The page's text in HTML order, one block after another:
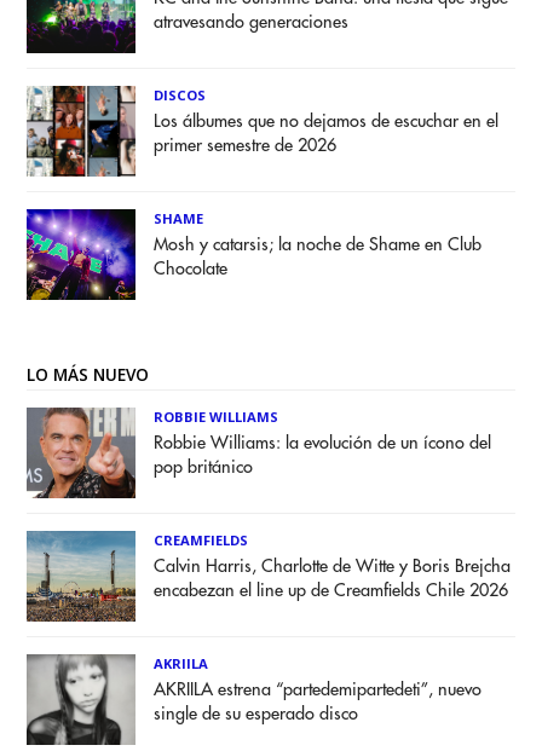
atravesando generaciones
DISCOS
Los álbumes que no dejamos de escuchar en el
primer semestre de 2026
SHAME
Mosh y catarsis; la noche de Shame en Club
Chocolate
LO MÁS NUEVO
ROBBIE WILLIAMS
Robbie Williams: la evolución de un ícono del
pop británico
CREAMFIELDS
Calvin Harris, Charlotte de Witte y Boris Brejcha
encabezan el line up de Creamfields Chile 2026
AKRIILA
AKRIILA estrena “partedemipartedeti”, nuevo
single de su esperado disco